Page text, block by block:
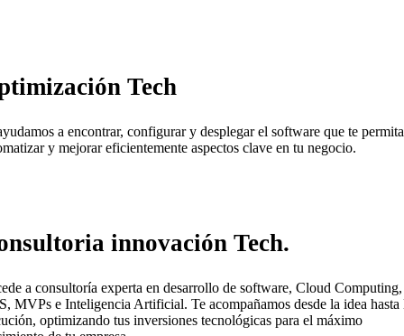
Tech
a encontrar, configurar y desplegar el software que te permita
y mejorar eficientemente aspectos clave en tu negocio.
innovación Tech.
a consultoría experta en desarrollo de software, Cloud Computing,
MVPs e Inteligencia Artificial. Te acompañamos desde la idea hasta
optimizando tus inversiones tecnológicas para el máximo